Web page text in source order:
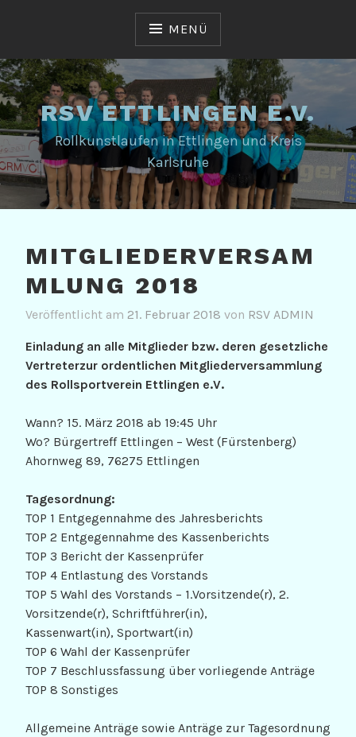
MENÜ
RSV ETTLINGEN E.V.
Rollkunstlaufen in Ettlingen und Kreis
Karlsruhe
MITGLIEDERVERSAM
MLUNG 2018
Veröffentlicht am 21. Februar 2018 von RSV ADMIN
Einladung an alle Mitglieder bzw. deren gesetzliche
Vertreterzur ordentlichen Mitgliederversammlung
des Rollsportverein Ettlingen e.V.
Wann? 15. März 2018 ab 19:45 Uhr
Wo? Bürgertreff Ettlingen – West (Fürstenberg)
Ahornweg 89, 76275 Ettlingen
Tagesordnung:
TOP 1 Entgegennahme des Jahresberichts
TOP 2 Entgegennahme des Kassenberichts
TOP 3 Bericht der Kassenprüfer
TOP 4 Entlastung des Vorstands
TOP 5 Wahl des Vorstands – 1.Vorsitzende(r), 2.
Vorsitzende(r), Schriftführer(in),
Kassenwart(in), Sportwart(in)
TOP 6 Wahl der Kassenprüfer
TOP 7 Beschlussfassung über vorliegende Anträge
TOP 8 Sonstiges
Allgemeine Anträge sowie Anträge zur Tagesordnung